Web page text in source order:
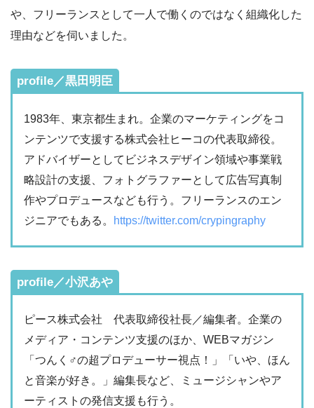
や、フリーランスとして一人で働くのではなく組織化した
理由などを伺いました。
profile／黒田明臣
1983年、東京都生まれ。企業のマーケティングをコ
ンテンツで支援する株式会社ヒーコの代表取締役。
アドバイザーとしてビジネスデザイン領域や事業戦
略設計の支援、フォトグラファーとして広告写真制
作やプロデュースなども行う。フリーランスのエン
ジニアでもある。
https://twitter.com/crypingraphy
profile／小沢あや
ピース株式会社 代表取締役社長／編集者。企業の
メディア・コンテンツ支援のほか、WEBマガジン
「つんく♂の超プロデューサー視点！」「いや、ほん
と音楽が好き。」編集長など、ミュージシャンやア
ーティストの発信支援も行う。